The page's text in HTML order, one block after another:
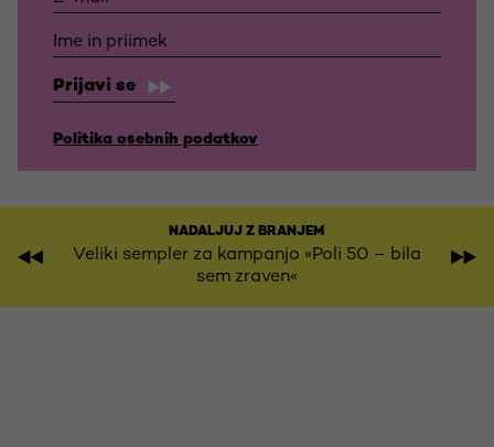
Prijavi se
Politika osebnih podatkov
NADALJUJ Z BRANJEM
Veliki sempler za kampanjo »Poli 50 – bila
sem zraven«